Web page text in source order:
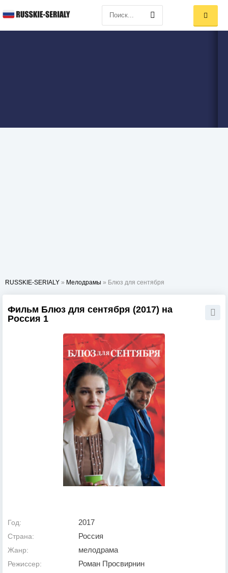
RUSSKIE-SERIALY » Мелодрамы » Блюз для сентября
Фильм Блюз для сентября (2017) на
Россия 1
Год: 2017
Страна: Россия
Жанр: мелодрама
Режиссер: Роман Просвирнин